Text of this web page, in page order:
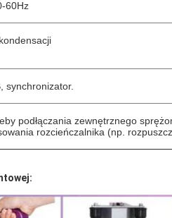
60Hz
synchronizator.
podłączania zewnętrznego
rozcieńczalnika (np.